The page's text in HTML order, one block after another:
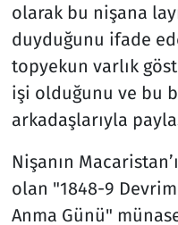
olarak bu nişana
duyduğunu ifade
topyekun varlık
işi olduğunu ve bu
arkadaşlarıyla
Nişanın
olan "1848-9 Devrimi
Anma Günü"